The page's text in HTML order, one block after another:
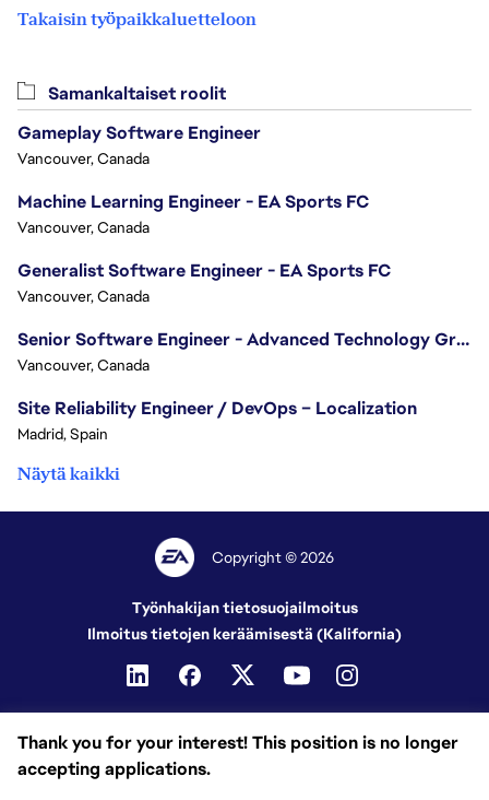
Takaisin työpaikkaluetteloon
Thank you for your interest! This position is no longer
accepting applications.
Samankaltaiset roolit
Gameplay Software Engineer
Vancouver, Canada
Machine Learning Engineer - EA Sports FC
Vancouver, Canada
Generalist Software Engineer - EA Sports FC
Vancouver, Canada
Senior Software Engineer - Advanced Technology Group
Vancouver, Canada
Site Reliability Engineer / DevOps – Localization
Madrid, Spain
Näytä kaikki
Copyright © 2026
Työnhakijan tietosuojailmoitus
Ilmoitus tietojen keräämisestä (Kalifornia)